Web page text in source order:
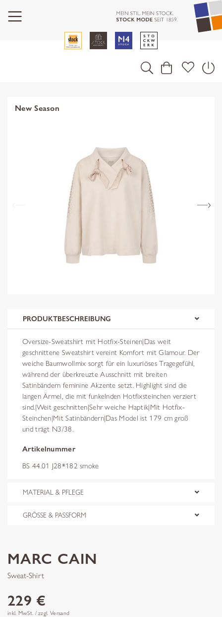
New Season
PRODUKTBESCHREIBUNG
Oversize-Sweatshirt mit Hotfix-Steinen|Das weit
geschnittene Sweatshirt vereint Komfort mit Glamour. Der
weiche Baumwollmix sorgt für ein luxuriöses Tragegefühl,
während der überkreuzte Ausschnitt mit breiten
Satinbändern feminine Akzente setzt. Highlight sind die
langen Ärmel, die mit funkelnden Hotfixsteinchen verziert
sind.|Weit geschnitten|Sehr weiche Haptik|Mit Hotfix-
Steinchen|Mit Satinbändern|Das Model ist 179 cm groß
und trägt N3/38.
Artikelnummer
BS 44.01 J28*182 smoke
MATERIAL & PFLEGE
GRÖSSE & PASSFORM
MARC CAIN
Sweat-Shirt
229 €
inkl. MwSt. / zzgl. Versand